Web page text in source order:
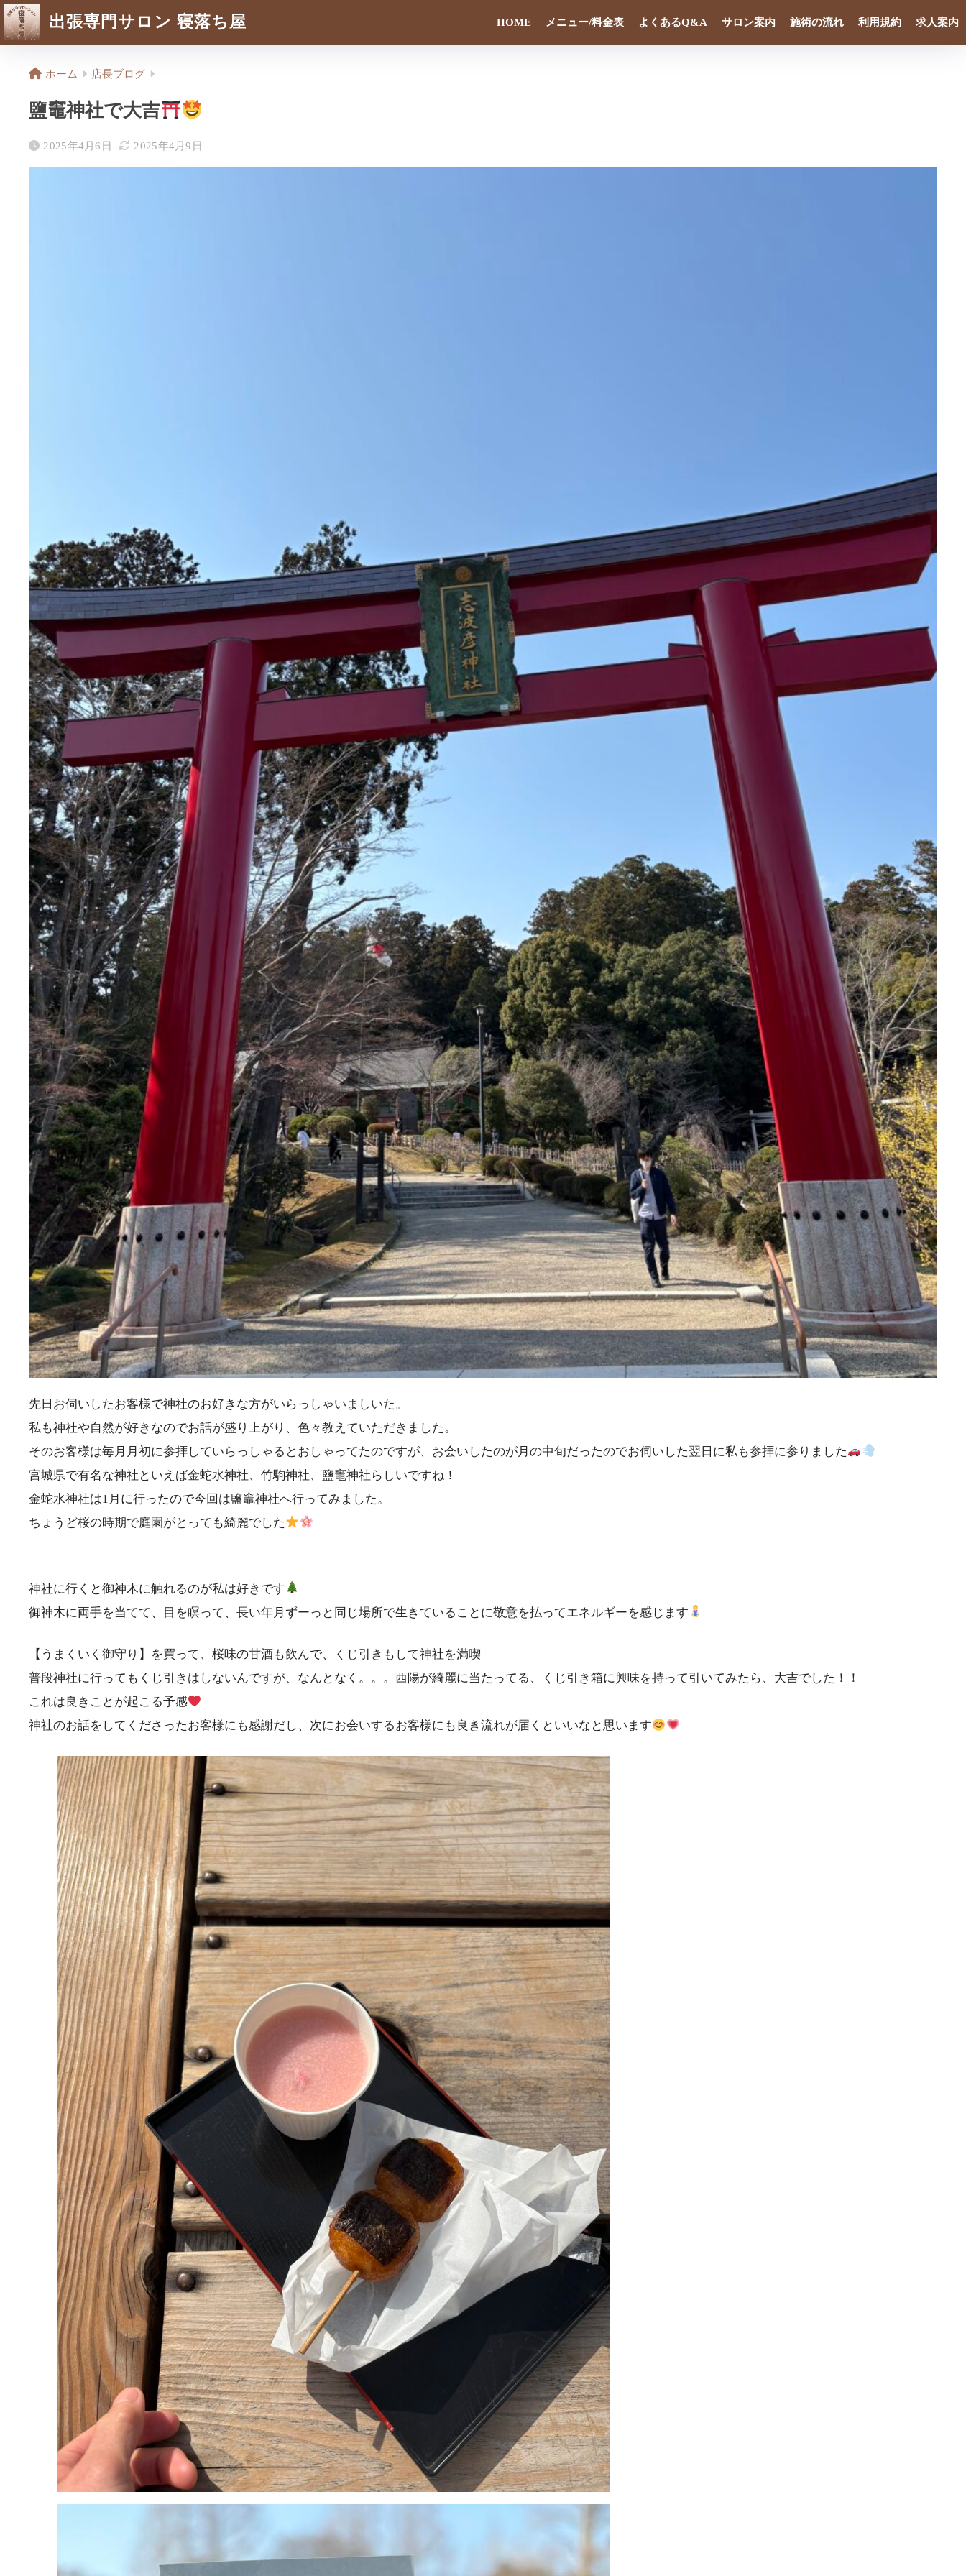
出張専門サロン 寝落ち屋 HOME メニュー/料金表 よくあるQ&A サロン案内 施術の流れ 利用規約 求人案内
ホーム 店長ブログ
鹽竈神社で大吉
2025年4月6日 2025年4月9日
先日お伺いしたお客様で神社のお好きな方がいらっしゃいましいた。
私も神社や自然が好きなのでお話が盛り上がり、色々教えていただきました。
そのお客様は毎月月初に参拝していらっしゃるとおしゃってたのですが、お会いしたのが月の中旬だったのでお伺いした翌日に私も参拝に参りました
宮城県で有名な神社といえば金蛇水神社、竹駒神社、鹽竈神社らしいですね！
金蛇水神社は1月に行ったので今回は鹽竈神社へ行ってみました。
ちょうど桜の時期で庭園がとっても綺麗でした
神社に行くと御神木に触れるのが私は好きです
御神木に両手を当てて、目を瞑って、長い年月ずーっと同じ場所で生きていることに敬意を払ってエネルギーを感じます
【うまくいく御守り】を買って、桜味の甘酒も飲んで、くじ引きもして神社を満喫
普段神社に行ってもくじ引きはしないんですが、なんとなく。。。西陽が綺麗に当たってる、くじ引き箱に興味を持って引いてみたら、大吉でした！！
これは良きことが起こる予感
神社のお話をしてくださったお客様にも感謝だし、次にお会いするお客様にも良き流れが届くといいなと思います